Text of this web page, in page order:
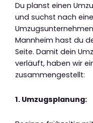
Du planst einen
und suchst nach
Mannheim hast du
Seite. Damit dein
verläuft, haben wir
zusammengestellt:
1. Umzugsplanung: